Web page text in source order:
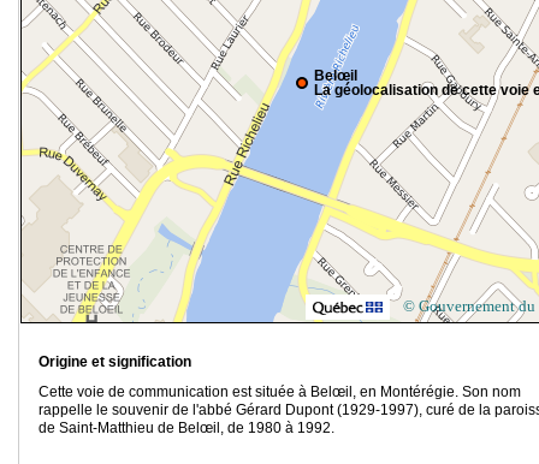
Belœil
La géolocalisation de cette voie
© Gouvernement du
Origine et signification
Cette voie de communication est située à Belœil, en Montérégie. Son nom
rappelle le souvenir de l'abbé Gérard Dupont (1929-1997), curé de la
de Saint-Matthieu de Belœil, de 1980 à 1992.